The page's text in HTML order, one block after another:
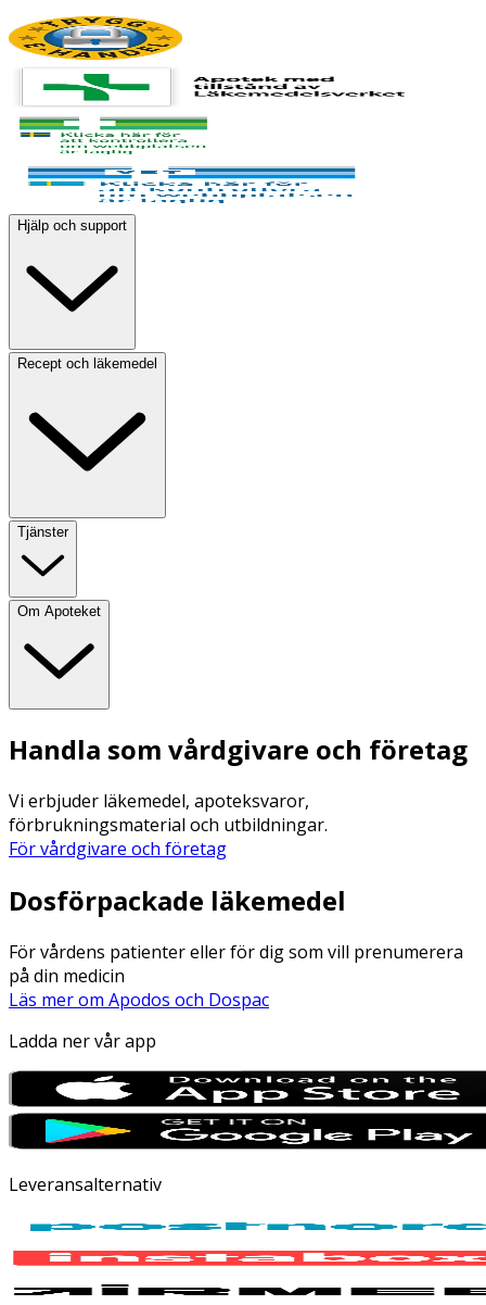
Hjälp och support
Recept och läkemedel
Tjänster
Om Apoteket
Handla som vårdgivare och företag
Vi erbjuder läkemedel, apoteksvaror,
förbrukningsmaterial och utbildningar.
För vårdgivare och företag
Dosförpackade läkemedel
För vårdens patienter eller för dig som vill prenumerera
på din medicin
Läs mer om Apodos och Dospac
Ladda ner vår app
Leveransalternativ